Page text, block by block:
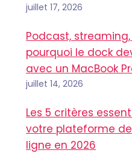
juillet 17, 2026
Podcast,
pourquoi le dock
avec un MacBook
juillet 14, 2026
Les 5 critères
votre plateforme
ligne en 2026